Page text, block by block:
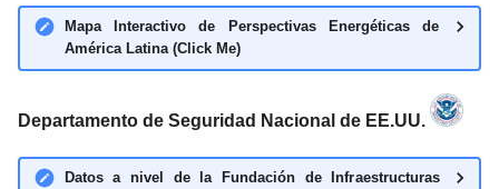
Mapa Interactivo de Perspectivas Energéticas de
América Latina (Click Me)
Departamento de Seguridad Nacional de EE.UU.
Datos a nivel de la Fundación de Infraestructuras